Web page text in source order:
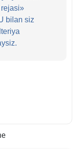
rejasi»
bilan siz